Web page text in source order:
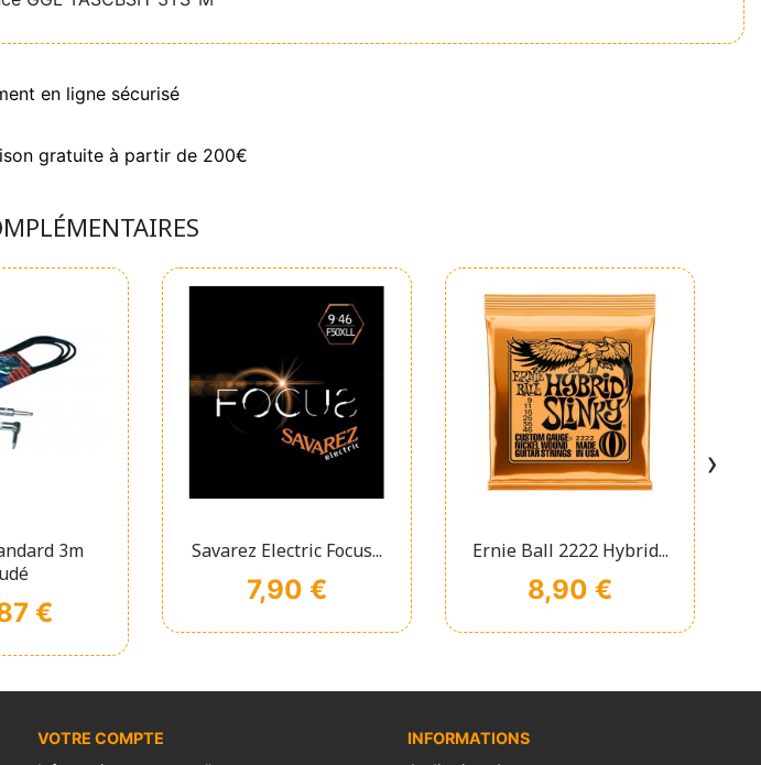
en ligne sécurisé
gratuite à partir de 200€
3m
€
Savarez Electric Focus...
Prix
7,90 €
Ernie Ball 2222 Hybrid...
Prix
8,90 €
›
VOTRE COMPTE
INFORMATIONS